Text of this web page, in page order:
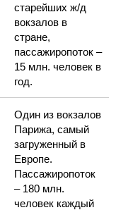
старейших ж/д
вокзалов в
стране,
пассажиропоток –
15 млн. человек в
год.
Один из вокзалов
Парижа, самый
загруженный в
Европе.
Пассажиропоток
– 180 млн.
человек каждый